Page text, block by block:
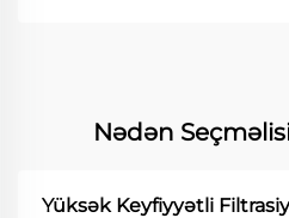
Nədən
Yüksək Keyfiyyətli